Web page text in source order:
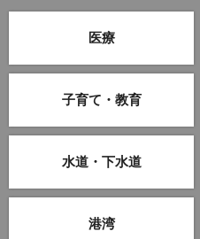
医療
子育て・教育
水道・下水道
港湾